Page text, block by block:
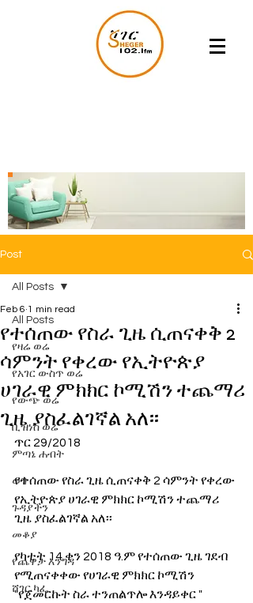
Post
All Posts
የዛሬ ወሬ
የአገር ውስጥ ወሬ
የውጭ ወሬ
ቢዝነስ ወሬ
ምጣኔ ሐብት
ወግ
ጉዳያችን
መቆያ
የጨዋታ እንግዳ
ሸገር ካፌ
All Posts
የተሰጠው የስራ ጊዜ ሲጠናቀቅ 2
ሳምንት የቀረው የኢትዮጵያ
ሀገራዊ ምክክር ኮሚሽን ተጨማሪ
ጊዜ ያስፈልገኛል አለ፡፡
Feb 6 1 min read
ጥር 29/2018
የተሰጠው የስራ ጊዜ ሲጠናቀቅ 2 ሳምንት የቀረው
የኢትዮጵያ ሀገራዊ ምክክር ኮሚሽን ተጨማሪ
ጊዜ ያስፈልገኛል አለ፡፡
የካቲት 14 ቀን 2018 ዓ.ም የተሰጠው ጊዜ ገደብ
የሚጠናቀቀው የሀገራዊ ምክክር ኮሚሽን
"የጀመርኩት ስራ ተንጠልጥሎ እንዳይቀር "